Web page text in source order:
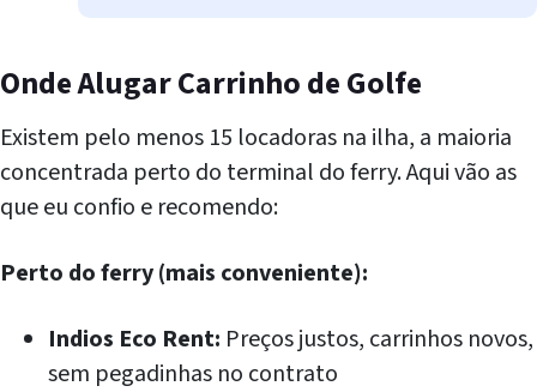
Onde Alugar Carrinho de Golfe
Existem pelo menos 15 locadoras na ilha, a maioria
concentrada perto do terminal do ferry. Aqui vão as
que eu confio e recomendo:
Perto do ferry (mais conveniente):
Indios Eco Rent: Preços justos, carrinhos novos,
sem pegadinhas no contrato